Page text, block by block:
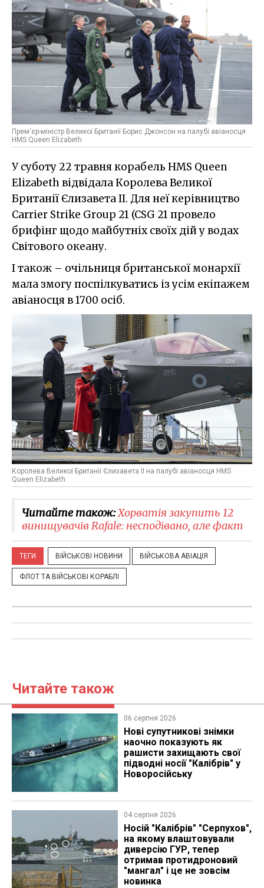
Прем'єр-міністр Великої Британії Борис Джонсон на палубі авіаносця
HMS Queen Elizabeth
У суботу 22 травня корабель HMS Queen
Elizabeth відвідала Королева Великої
Британії Єлизавета ІІ. Для неї керівництво
Carrier Strike Group 21 (CSG 21 провело
брифінг щодо майбутніх своїх дій у водах
Світового океану.
І також – очільниця британської монархії
мала змогу поспілкуватись із усім екіпажем
авіаносця в 1700 осіб.
Королева Великої Британії Єлизавета ІІ на палубі авіаносця HMS
Queen Elizabeth
Читайте також:Хорватія закупить 12
винищувачів Rafale: несподівано, але факт
ТЕГИ ВІЙСЬКОВІ НОВИНИ ВІЙСЬКОВА АВІАЦІЯ
ФЛОТ ТА ВІЙСЬКОВІ КОРАБЛІ
Читайте також
06 серпня 2026
Нові супутникові знімки
наочно показують як
рашисти захищають свої
підводні носії "Калібрів" у
Новоросійську
04 серпня 2026
Носій "Калібрів" "Серпухов",
на якому влаштовували
диверсію ГУР, тепер
отримав протидроновий
"мангал" і це не зовсім
новинка